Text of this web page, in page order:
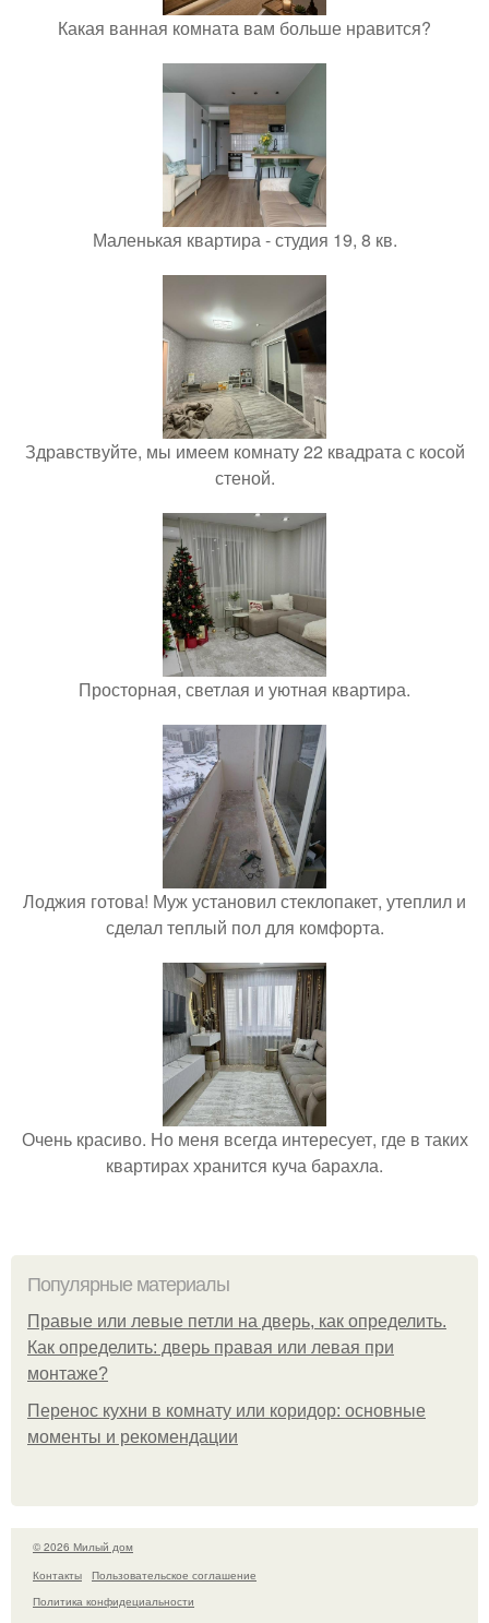
Какая ванная комната вам больше нравится?
Маленькая квартира - студия 19, 8 кв.
Здравствуйте, мы имеем комнату 22 квадрата с косой
стеной.
Просторная, светлая и уютная квартира.
Лоджия готова! Муж установил стеклопакет, утеплил и
сделал теплый пол для комфорта.
Очень красиво. Но меня всегда интересует, где в таких
квартирах хранится куча барахла.
Популярные материалы
Правые или левые петли на дверь, как определить.
Как определить: дверь правая или левая при
монтаже?
Перенос кухни в комнату или коридор: основные
моменты и рекомендации
© 2026 Милый дом
Контакты
Пользовательское соглашение
Политика конфидециальности